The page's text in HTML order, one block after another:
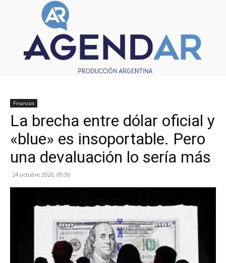
Finanzas
La brecha entre dólar oficial y
«blue» es insoportable. Pero
una devaluación lo sería más
24 octubre 2020, 05:50